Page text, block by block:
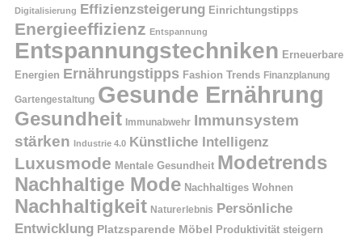
Digitalisierung Effizienzsteigerung Einrichtungstipps
Energieeffizienz Entspannung
Entspannungstechniken Erneuerbare
Energien Ernährungstipps Fashion Trends Finanzplanung
Gartengestaltung Gesunde Ernährung
Gesundheit Immunabwehr Immunsystem
stärken
Industrie 4.0 Künstliche Intelligenz
Luxusmode Mentale Gesundheit Modetrends
Nachhaltige Mode Nachhaltiges Wohnen
Nachhaltigkeit Naturerlebnis Persönliche
Entwicklung Platzsparende Möbel Produktivität steigern